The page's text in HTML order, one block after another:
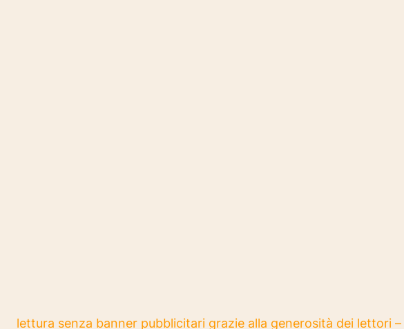
lettura senza banner pubblicitari grazie alla generosità dei lettori –